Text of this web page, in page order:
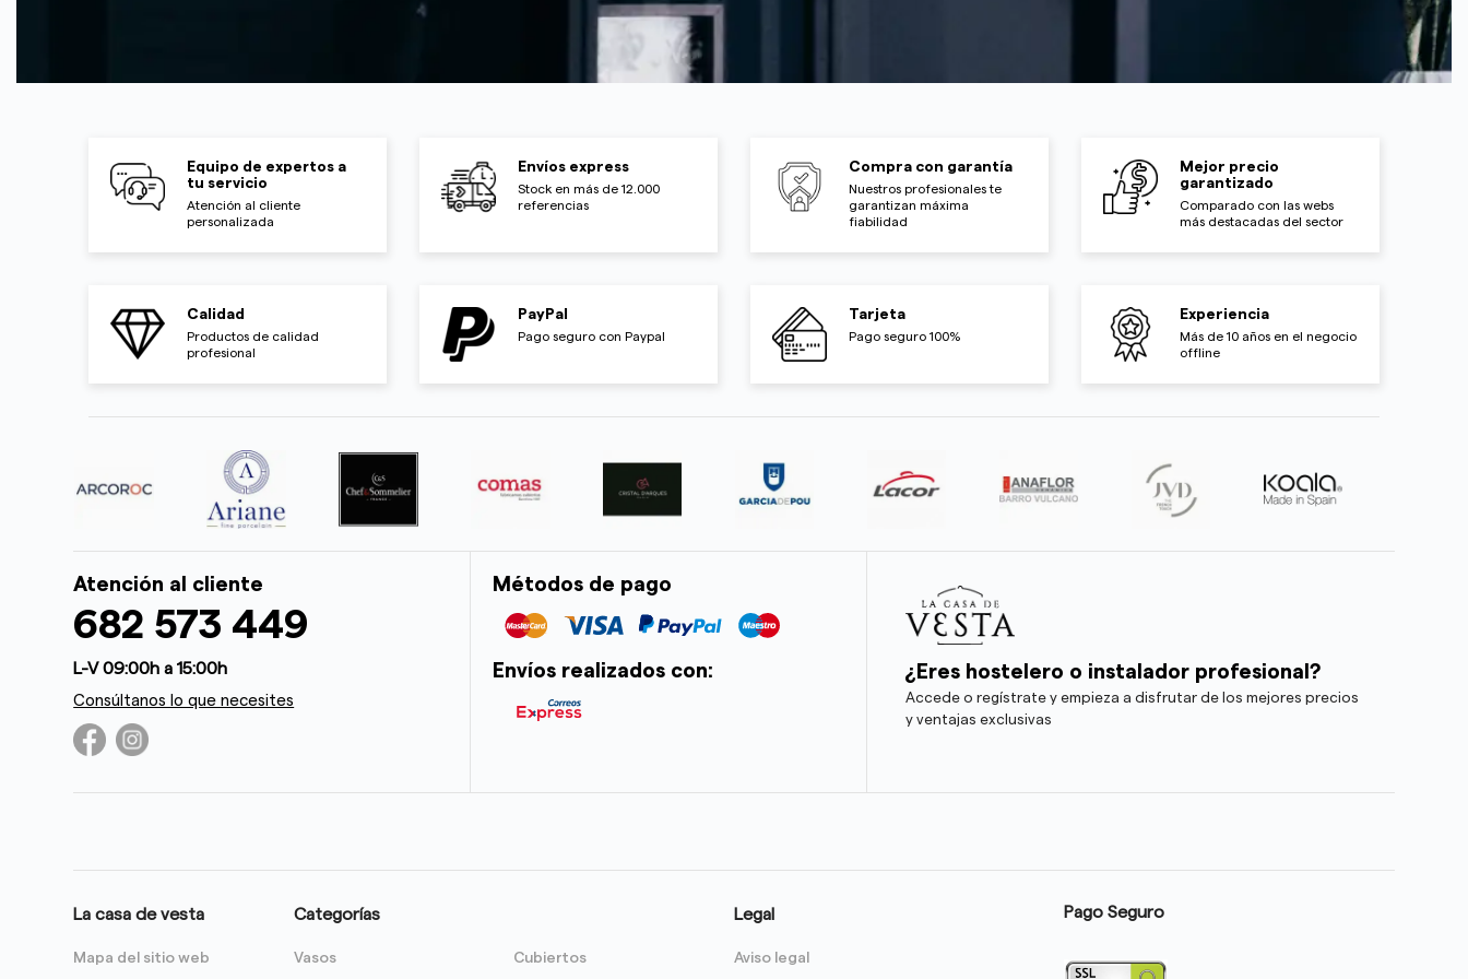
Equipo de expertos a
tu servicio
Atención al cliente
personalizada
Envíos express
Stock en más de 12.000
referencias
Compra con garantía
Nuestros profesionales te
garantizan máxima
fiabilidad
Mejor precio
garantizado
Comparado con las webs
más destacadas del sector
Calidad
Productos de calidad
profesional
PayPal
Pago seguro con Paypal
Tarjeta
Pago seguro 100%
Experiencia
Más de 10 años en el negocio
offline
Atención al cliente
682 573 449
L-V 09:00h a 15:00h
Consúltanos lo que necesites
Métodos de pago
Envíos realizados con: ¿Eres hostelero o instalador profesional?
Accede o regístrate y empieza a disfrutar de los mejores precios
y ventajas exclusivas
La casa de vesta
Mapa del sitio web
Categorías
Vasos Cubiertos
Legal
Aviso legal
Pago Seguro